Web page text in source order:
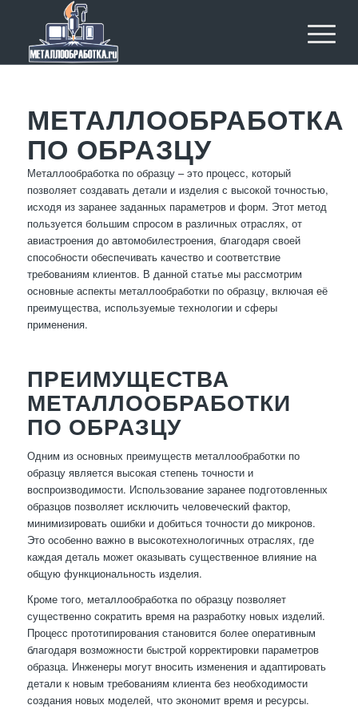
МЕТАЛЛООБРАБОТКА
ПО ОБРАЗЦУ
Металлообработка по образцу – это процесс, который
позволяет создавать детали и изделия с высокой точностью,
исходя из заранее заданных параметров и форм. Этот метод
пользуется большим спросом в различных отраслях, от
авиастроения до автомобилестроения, благодаря своей
способности обеспечивать качество и соответствие
требованиям клиентов. В данной статье мы рассмотрим
основные аспекты металлообработки по образцу, включая её
преимущества, используемые технологии и сферы
применения.
ПРЕИМУЩЕСТВА
МЕТАЛЛООБРАБОТКИ
ПО ОБРАЗЦУ
Одним из основных преимуществ металлообработки по
образцу является высокая степень точности и
воспроизводимости. Использование заранее подготовленных
образцов позволяет исключить человеческий фактор,
минимизировать ошибки и добиться точности до микронов.
Это особенно важно в высокотехнологичных отраслях, где
каждая деталь может оказывать существенное влияние на
общую функциональность изделия.
Кроме того, металлообработка по образцу позволяет
существенно сократить время на разработку новых изделий.
Процесс прототипирования становится более оперативным
благодаря возможности быстрой корректировки параметров
образца. Инженеры могут вносить изменения и адаптировать
детали к новым требованиям клиента без необходимости
создания новых моделей, что экономит время и ресурсы.